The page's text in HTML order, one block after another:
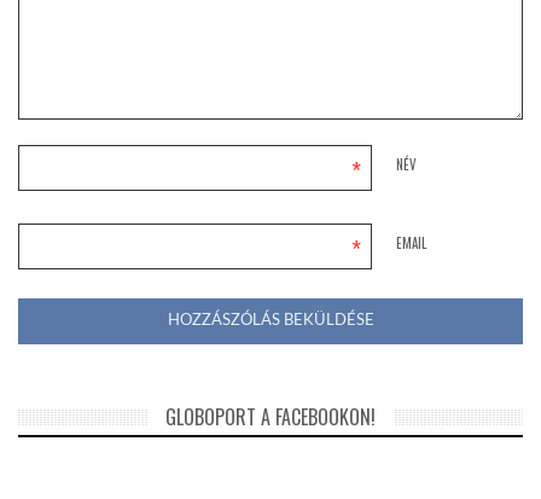
NÉV
*
EMAIL
*
GLOBOPORT A FACEBOOKON!